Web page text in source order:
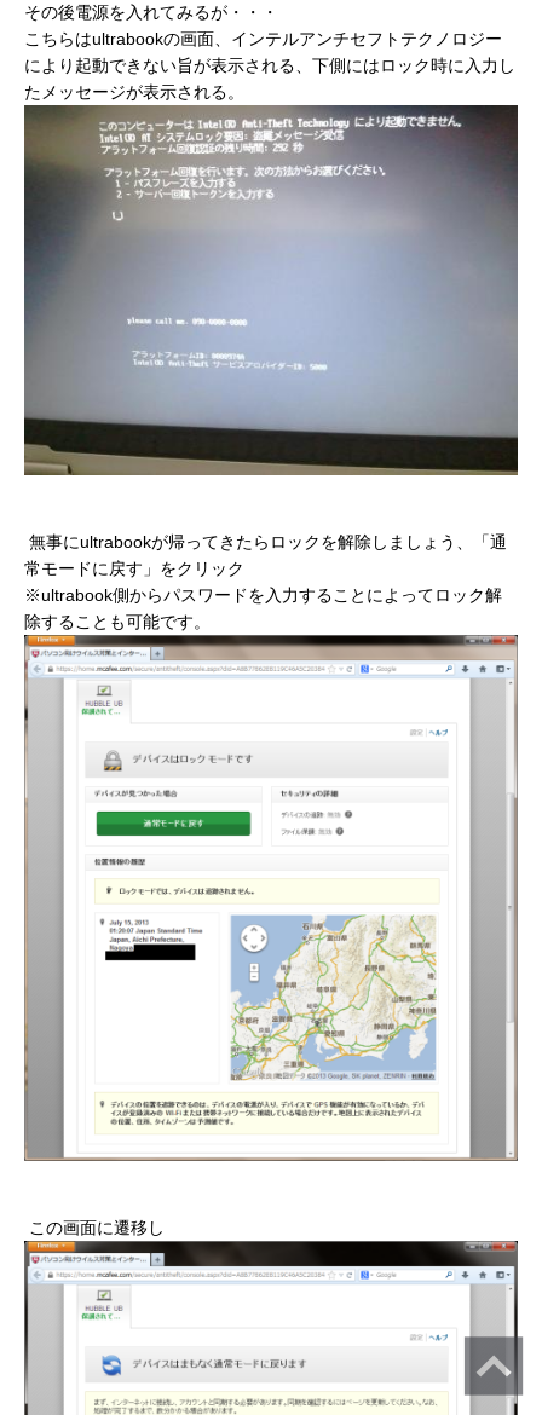
その後電源を入れてみるが・・・
こちらはultrabookの画面、インテルアンチセフトテクノロジー
により起動できない旨が表示される、下側にはロック時に入力し
たメッセージが表示される。
無事にultrabookが帰ってきたらロックを解除しましょう、「通
常モードに戻す」をクリック
※ultrabook側からパスワードを入力することによってロック解
除することも可能です。
この画面に遷移し